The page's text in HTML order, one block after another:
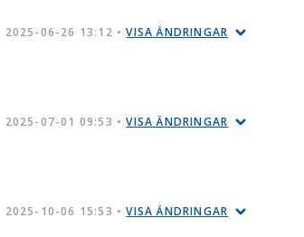
2025-06-26 13:12 •VISA ÄNDRINGAR
2025-07-01 09:53 •VISA ÄNDRINGAR
2025-10-06 15:53 •VISA ÄNDRINGAR